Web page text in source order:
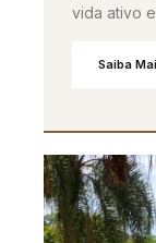
vida ativo
Saiba